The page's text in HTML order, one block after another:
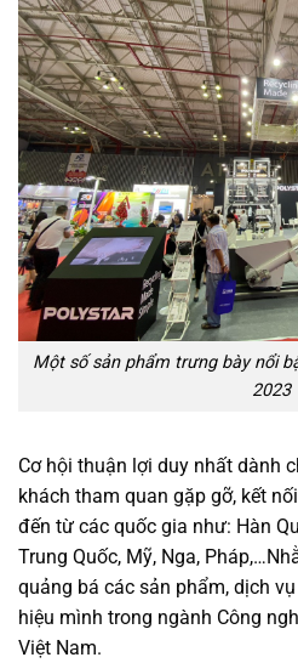
Một số sản phẩm trưng bày nổi
2023
Cơ hội thuận lợi duy nhất dành
khách tham quan gặp gỡ, kết
đến từ các quốc gia như: Hàn
Trung Quốc, Mỹ, Nga,
quảng bá các sản phẩm, dịch
hiệu mình trong ngành Công
Việt Nam.